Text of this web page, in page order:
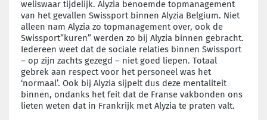
weliswaar tijdelijk. Alyzia benoemde topmanagement
van het gevallen Swissport binnen Alyzia Belgium. Niet
alleen nam Alyzia zo topmanagement over, ook de
Swissport”kuren” werden zo bij Alyzia binnen gebracht.
Iedereen weet dat de sociale relaties binnen Swissport
– op zijn zachts gezegd – niet goed liepen. Totaal
gebrek aan respect voor het personeel was het
‘normaal’. Ook bij Alyzia sijpelt dus deze mentaliteit
binnen, ondanks het feit dat de Franse vakbonden ons
lieten weten dat in Frankrijk met Alyzia te praten valt.